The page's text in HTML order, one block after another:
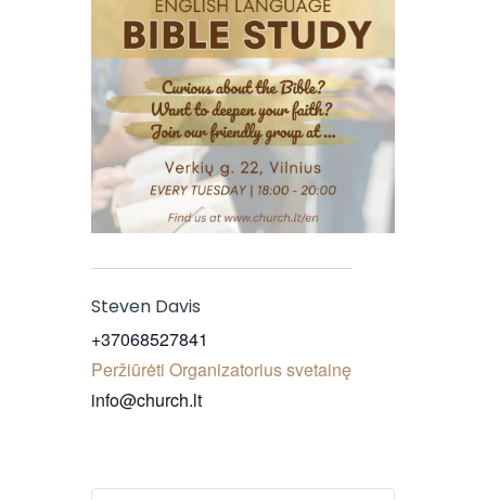
Steven Davis
+37068527841
Peržiūrėti Organizatorius svetainę
info@church.lt